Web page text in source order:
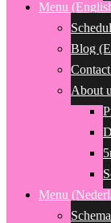
Menu
Blog
About
Menu